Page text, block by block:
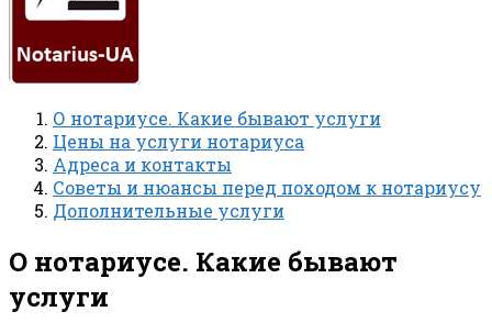
О нотариусе. Какие бывают услуги
Цены на услуги нотариуса
Адреса и контакты
Советы и нюансы перед походом к нотариусу
Дополнительные услуги
О нотариусе. Какие бывают
услуги